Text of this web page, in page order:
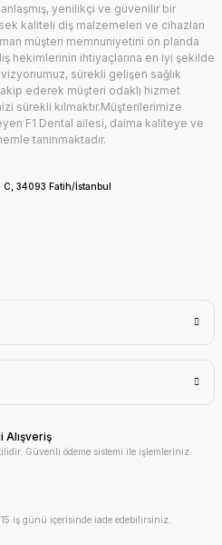
yenilikçi ve güvenilir bir
kaliteli diş malzemeleri ve cihazları
müşteri memnuniyetini ön planda
hekimlerinin ihtiyaçlarına en iyi şekilde
sürekli gelişen sağlık
ederek müşteri odaklı hizmet
sürekli kılmaktır.Müşterilerimize
F1 Dental ailesi, daima kaliteye ve
tanınmaktadır.
C, 34093 Fatih/İstanbul
Alışveriş
Güvenli ödeme sistemi ile işlemleriniz
iş günü içerisinde iade edebilirsiniz.